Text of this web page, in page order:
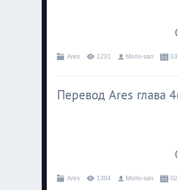
(
Ares 1231 Morio-san
Перевод Ares глава
(
Ares 1304 Morio-san